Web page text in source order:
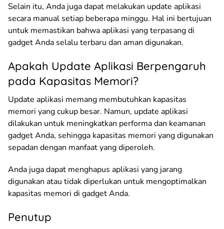
Selain itu, Anda juga dapat melakukan update aplikasi
secara manual setiap beberapa minggu. Hal ini bertujuan
untuk memastikan bahwa aplikasi yang terpasang di
gadget Anda selalu terbaru dan aman digunakan.
Apakah Update Aplikasi Berpengaruh
pada Kapasitas Memori?
Update aplikasi memang membutuhkan kapasitas
memori yang cukup besar. Namun, update aplikasi
dilakukan untuk meningkatkan performa dan keamanan
gadget Anda, sehingga kapasitas memori yang digunakan
sepadan dengan manfaat yang diperoleh.
Anda juga dapat menghapus aplikasi yang jarang
digunakan atau tidak diperlukan untuk mengoptimalkan
kapasitas memori di gadget Anda.
Penutup